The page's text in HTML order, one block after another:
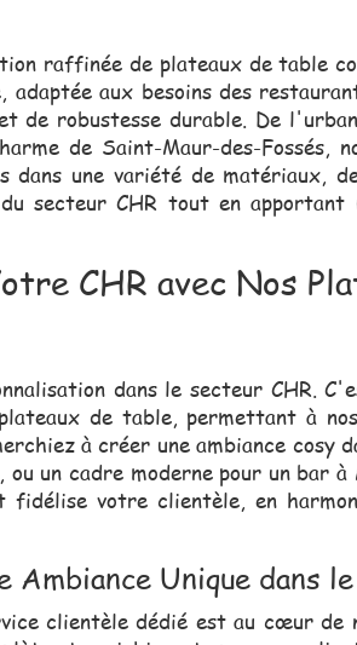
raffinée de plateaux de table
adaptée aux besoins des
de robustesse durable. De
de Saint-Maur-des-Fossés,
dans une variété de matériaux,
secteur CHR tout en
CHR avec Nos
dans le secteur CHR.
de table, permettant à
à créer une ambiance cosy
un cadre moderne pour un bar
votre clientèle, en
Ambiance Unique dans
clientèle dédié est au cœur de